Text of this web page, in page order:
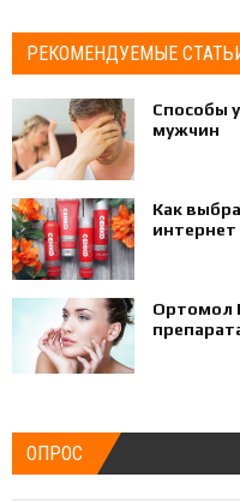
РЕКОМЕНДУЕМЫЕ
Способы
мужчин
Как
интернет
Ортомол
ОПРОС